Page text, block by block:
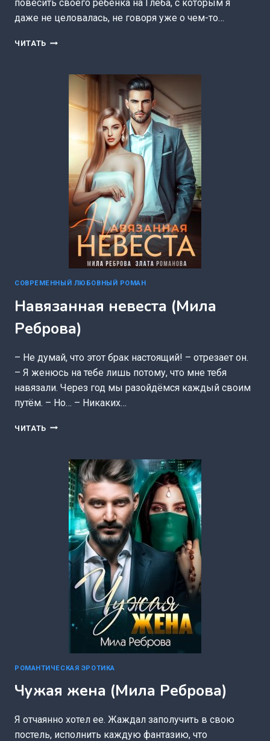
повесить своего ребенка на Глеба, с которым я
даже не целовалась, не говоря уже о чем-то…
ЧИТАТЬ ЛЮБИМЫЙ
РЕБРОВА)
СОВРЕМЕННЫЙ ЛЮБОВНЫЙ РОМАН
Навязанная невеста (Мила
Реброва)
– Не думай, что этот брак настоящий! – отрезает он.
– Я женюсь на тебе лишь потому, что мне тебя
навязали. Через год мы разойдёмся каждый своим
путём. – Но… – Никаких…
ЧИТАТЬ НАВЯЗАННАЯ
РЕБРОВА)
РОМАНТИЧЕСКАЯ ЭРОТИКА
Чужая жена (Мила Реброва)
Я отчаянно хотел ее. Жаждал заполучить в свою
постель, исполнить каждую фантазию, что